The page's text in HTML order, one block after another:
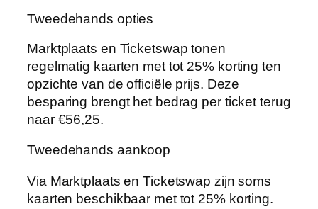
Tweedehands opties
Marktplaats en Ticketswap tonen
regelmatig kaarten met tot 25% korting ten
opzichte van de officiële prijs. Deze
besparing brengt het bedrag per ticket terug
naar €56,25.
Tweedehands aankoop
Via Marktplaats en Ticketswap zijn soms
kaarten beschikbaar met tot 25% korting.